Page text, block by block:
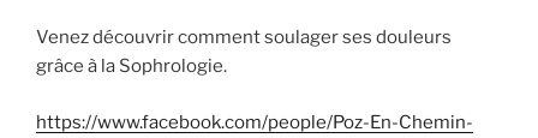
Venez découvrir comment soulager ses douleurs
grâce à la Sophrologie.
https://www.facebook.com/people/Poz-En-Chemin-